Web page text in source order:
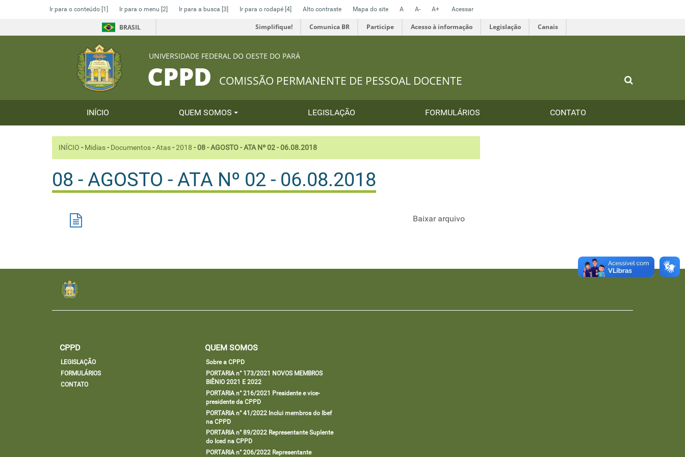
Ir para o conteúdo [1] Ir para o menu [2] Ir para a busca [3] Ir para o rodapé [4] Alto contraste Mapa do site A A- A+ Acessar
BRASIL Simplifique! Comunica BR Participe Acesso à informação Legislação Canais
UNIVERSIDADE FEDERAL DO OESTE DO PARÁ
CPPD COMISSÃO PERMANENTE DE PESSOAL DOCENTE
INÍCIO QUEM SOMOS LEGISLAÇÃO FORMULÁRIOS CONTATO
INÍCIO - Midias- Documentos-Atas-2018 -08 - AGOSTO - ATA Nº 02 - 06.08.2018
08 - AGOSTO - ATA Nº 02 - 06.08.2018
Baixar arquivo
CPPD
LEGISLAÇÃO
FORMULÁRIOS
CONTATO
QUEM SOMOS
Sobre a CPPD
PORTARIA n° 173/2021 NOVOS MEMBROS
BIÊNIO 2021 E 2022
PORTARIA n° 216/2021 Presidente e vice-
presidente da CPPD
PORTARIA n° 41/2022 Inclui membros do Ibef
na CPPD
PORTARIA n° 89/2022 Representante Suplente
do Iced na CPPD
PORTARIA n° 206/2022 Representante